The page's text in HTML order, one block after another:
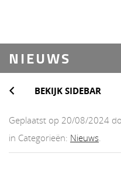
NIEUWS
BEKIJK SIDEBAR
Geplaatst op 20/08/2024
in Categorieën: Nieuws.